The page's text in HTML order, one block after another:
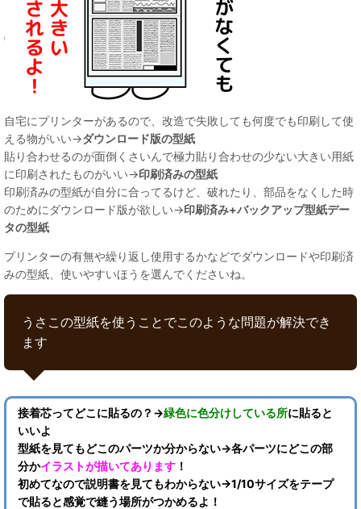
自宅にプリンターがあるので、改造で失敗しても何度でも印刷して使
える物がいい→ダウンロード版の型紙
貼り合わせるのが面倒くさいんで極力貼り合わせの少ない大きい用紙
に印刷されたものがいい→印刷済みの型紙
印刷済みの型紙が自分に合ってるけど、破れたり、部品をなくした時
のためにダウンロード版が欲しい→印刷済み+バックアップ型紙デー
タの型紙
プリンターの有無や繰り返し使用するかなどでダウンロードや印刷済
みの型紙、使いやすいほうを選んでくださいね。
うさこの型紙を使うことでこのような問題が解決でき
ます
接着芯ってどこに貼るの？→緑色に色分けしている所に貼ると
いいよ
型紙を見てもどこのパーツか分からない→各パーツにどこの部
分かイラストが描いてあります ！
初めてなので説明書を見てもわからない→1/10サイズをテープ
で貼ると感覚で縫う場所がつかめるよ！